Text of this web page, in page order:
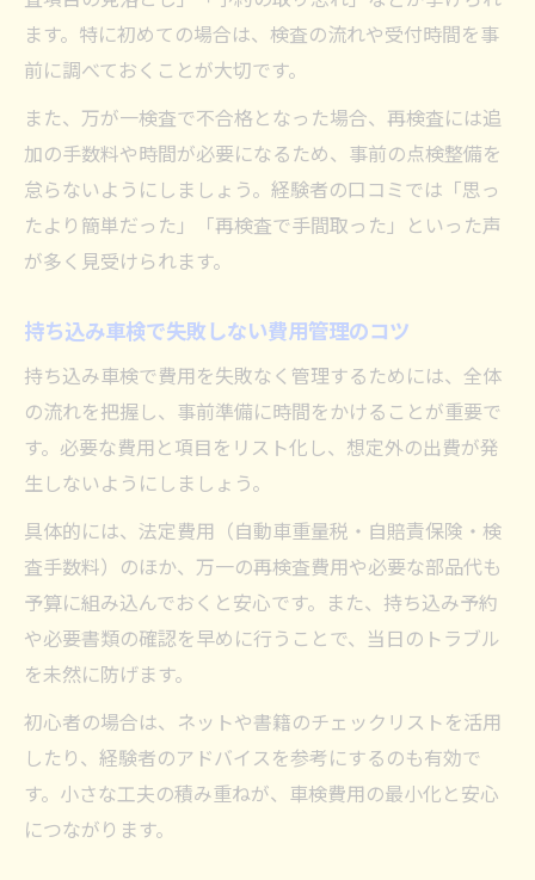
ます。特に初めての場合は、検査の流れや受付時間を事
前に調べておくことが大切です。
また、万が一検査で不合格となった場合、再検査には追
加の手数料や時間が必要になるため、事前の点検整備を
怠らないようにしましょう。経験者の口コミでは「思っ
たより簡単だった」「再検査で手間取った」といった声
が多く見受けられます。
持ち込み車検で失敗しない費用管理のコツ
持ち込み車検で費用を失敗なく管理するためには、全体
の流れを把握し、事前準備に時間をかけることが重要で
す。必要な費用と項目をリスト化し、想定外の出費が発
生しないようにしましょう。
具体的には、法定費用（自動車重量税・自賠責保険・検
査手数料）のほか、万一の再検査費用や必要な部品代も
予算に組み込んでおくと安心です。また、持ち込み予約
や必要書類の確認を早めに行うことで、当日のトラブル
を未然に防げます。
初心者の場合は、ネットや書籍のチェックリストを活用
したり、経験者のアドバイスを参考にするのも有効で
す。小さな工夫の積み重ねが、車検費用の最小化と安心
につながります。